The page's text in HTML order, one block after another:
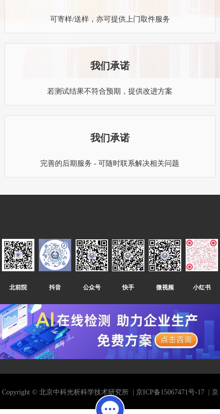
可寄样/送样，亦可提供上门取件服务
我们承诺
若测试结果不符合预期，提供改进方案
我们承诺
完善的后期服务 - 可随时联系解决相关问题
北前院 抖音 公众号 快手 微视频 小红书
Copyright © 北京中科光析科学技术研究所 | 京ICP备15067471号-17 | 京